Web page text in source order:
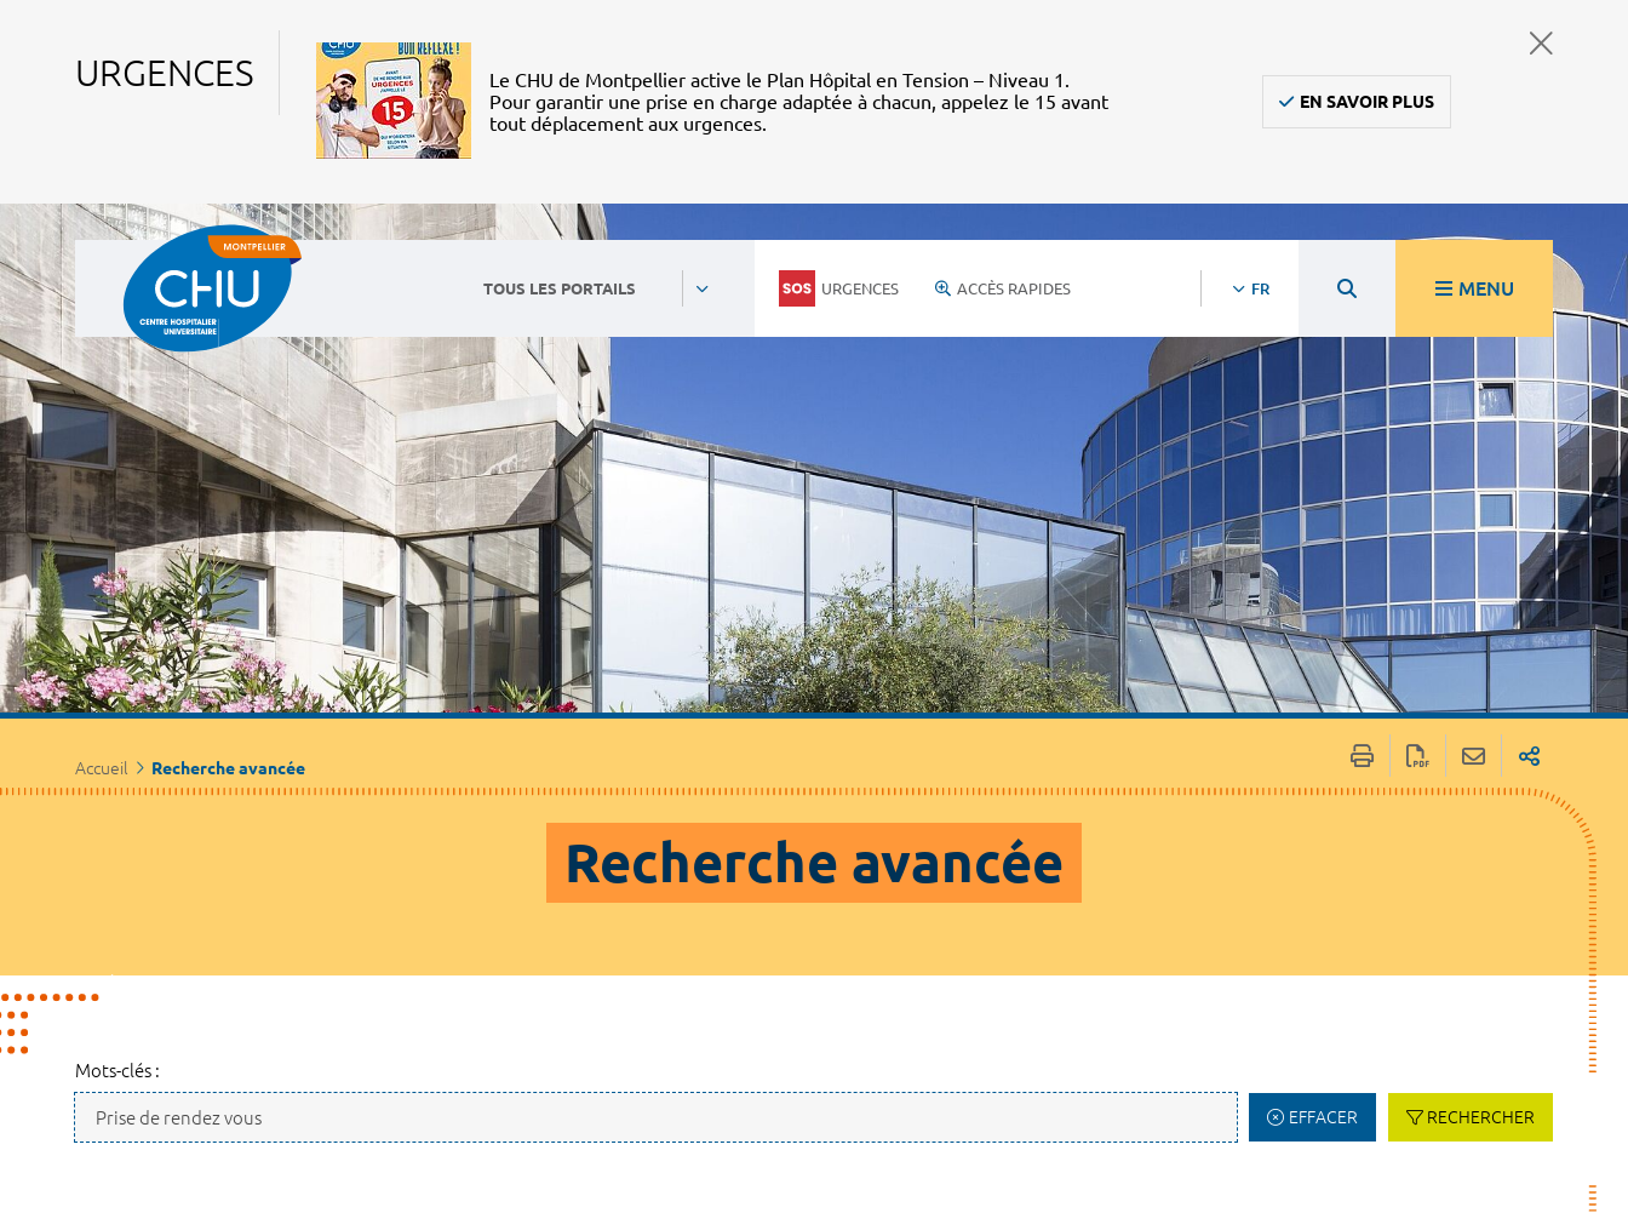
URGENCES
Le CHU de Montpellier active le Plan Hôpital en Tension – Niveau 1.
Pour garantir une prise en charge adaptée à chacun, appelez le 15 avant
tout déplacement aux urgences.
EN SAVOIR PLUS
TOUS LES PORTAILS URGENCES ACCÈS RAPIDES FR MENU
Accueil Recherche avancée
Recherche avancée
Mots-clés :
EFFACER RECHERCHER